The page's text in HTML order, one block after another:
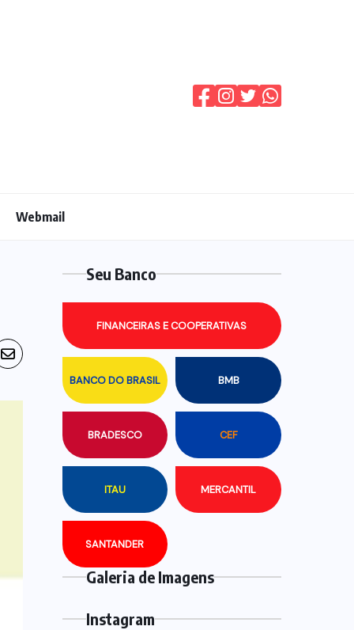
Webmail
Seu Banco
BANCO DO BRASIL BMB
BRADESCO CEF
FINANCEIRAS E COOPERATIVAS
ITAU MERCANTIL
SANTANDER
Galeria de Imagens
Instagram